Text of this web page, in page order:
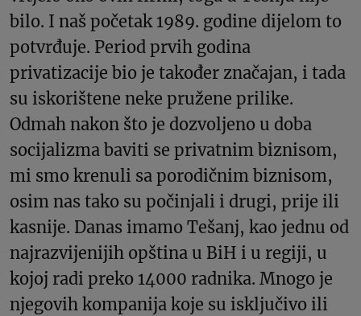
bilo. I naš početak 1989. godine dijelom to
potvrđuje. Period prvih godina
privatizacije bio je također značajan, i tada
su iskorištene neke pružene prilike.
Odmah nakon što je dozvoljeno u doba
socijalizma baviti se privatnim biznisom,
mi smo krenuli sa porodičnim biznisom,
osim nas tako su počinjali i drugi, prije ili
kasnije. Danas imamo Tešanj, kao jednu od
najrazvijenijih opština u BiH i u regiji, u
kojoj radi preko 14000 radnika. Mnogo je
njegovih kompanija koje su isključivo ili